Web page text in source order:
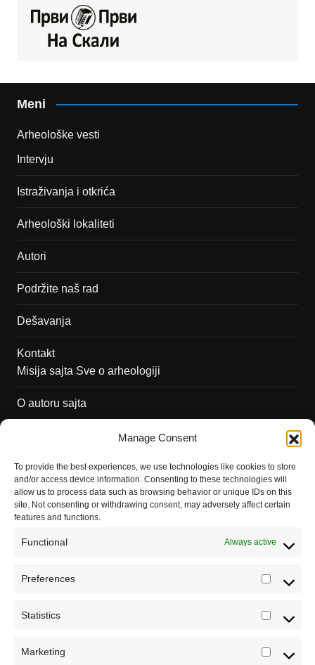
Manage Consent
To provide the best experiences, we use technologies like cookies to store
and/or access device information. Consenting to these technologies will
allow us to process data such as browsing behavior or unique IDs on this
site. Not consenting or withdrawing consent, may adversely affect certain
features and functions.
Functional Always active
Preferences
Statistics
Marketing
Meni
Arheološke vesti
Intervju
Istraživanja i otkrića
Arheološki lokaliteti
Autori
Podržite naš rad
Dešavanja
Kontakt
Misija sajta Sve o arheologiji
O autoru sajta
Saradnja